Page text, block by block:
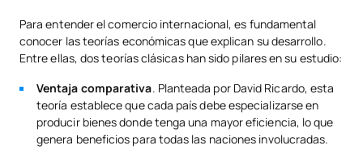
Para entender el comercio internacional, es fundamental
conocer las teorías económicas que explican su desarrollo.
Entre ellas, dos teorías clásicas han sido pilares en su estudio:
Ventaja comparativa. Planteada por David Ricardo, esta
teoría establece que cada país debe especializarse en
producir bienes donde tenga una mayor eficiencia, lo que
genera beneficios para todas las naciones involucradas.